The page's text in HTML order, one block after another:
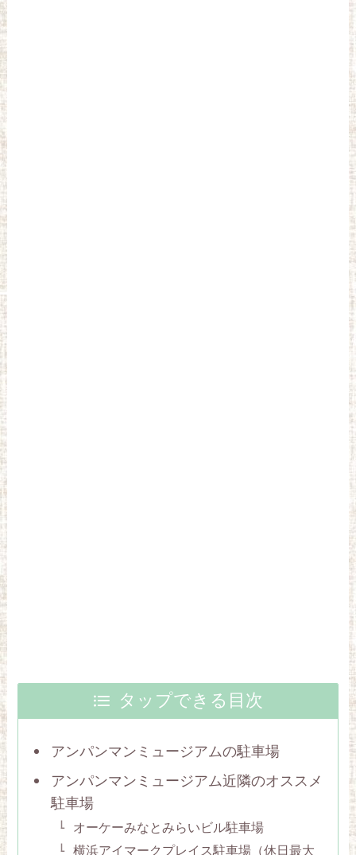
タップできる目次
アンパンマンミュージアムの駐車場
アンパンマンミュージアム近隣のオススメ
駐車場
オーケーみなとみらいビル駐車場
横浜アイマークプレイス駐車場（休日最大